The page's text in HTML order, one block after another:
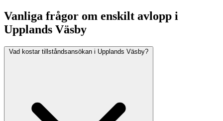
Vanliga frågor om enskilt avlopp i
Upplands Väsby
Vad kostar tillståndsansökan i Upplands Väsby?